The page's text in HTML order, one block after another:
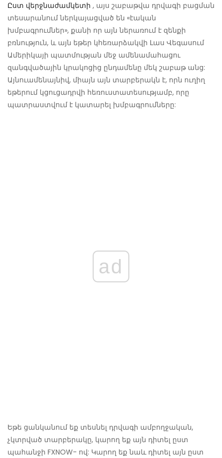
Ըստ վերջնաժամկետի , այս շաբաթվա դրվագի բացման
տեսարանում ներկայացված են «էական
խմբագրումներ», քանի որ այն ներառում է զենքի
բռնություն, և այն եթեր կհեռարձակվի Լաս Վեգասում
Ամերիկայի պատմության մեջ ամենամահացու
զանգվածային կրակոցից ընդամենը մեկ շաբաթ անց:
Այնուամենայնիվ, միայն այն տարբերակն է, որն ուղիղ
եթերում կցուցադրվի հեռուստատեսությամբ, որը
պատրաստվում է կատարել խմբագրումները:
ad
Եթե ​​ցանկանում եք տեսնել դրվագի ամբողջական,
չկտրված տարբերակը, կարող եք այն դիտել ըստ
պահանջի FXNOW- ով: Կարող եք նաև դիտել այն ըստ